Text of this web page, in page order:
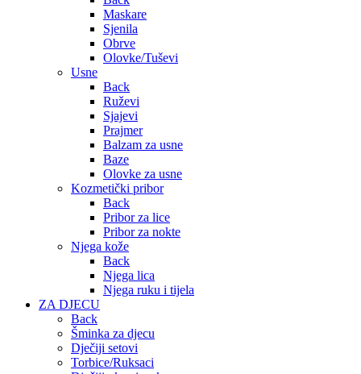
Maskare
Sjenila
Obrve
Olovke/Tuševi
Usne
Back
Ruževi
Sjajevi
Prajmer
Balzam za usne
Baze
Olovke za usne
Kozmetički pribor
Back
Pribor za lice
Pribor za nokte
Njega kože
Back
Njega lica
Njega ruku i tijela
ZA DJECU
Back
Šminka za djecu
Dječiji setovi
Torbice/Ruksaci